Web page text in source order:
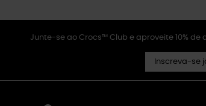
Junte-se ao Crocs™ Club e aproveite 10%
Inscreva-se